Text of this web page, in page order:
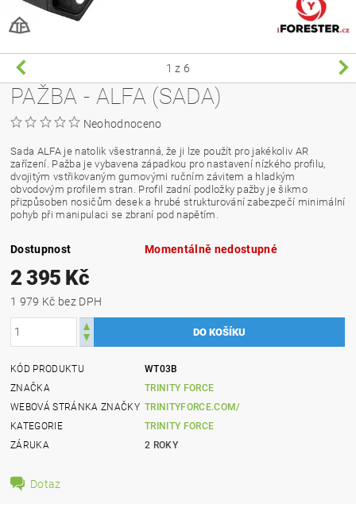
1 z 6
PAŽBA - ALFA (SADA)
Neohodnoceno
Sada ALFA je natolik všestranná, že ji lze použít pro jakékoliv AR
zařízení. Pažba je vybavena západkou pro nastavení nízkého profilu,
dvojitým vstřikovaným gumovými ručním závitem a hladkým
obvodovým profilem stran. Profil zadní podložky pažby je šikmo
přizpůsoben nosičům desek a hrubé strukturování zabezpečí minimální
pohyb při manipulaci se zbraní pod napětím.
Dostupnost Momentálně nedostupné
2 395 Kč
1 979 Kč bez DPH
KÓD PRODUKTU
WT03B
ZNAČKA
TRINITY FORCE
WEBOVÁ STRÁNKA ZNAČKY TRINITYFORCE.COM/
KATEGORIE
TRINITY FORCE
ZÁRUKA
2 ROKY
Dotaz